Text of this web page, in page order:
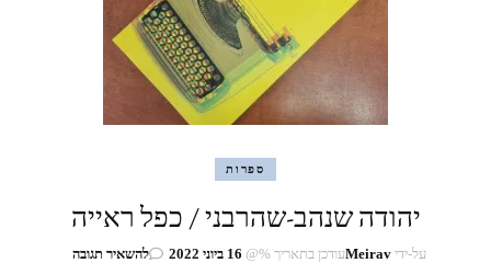
ספרות
יהודה שנהב-שהרבני / כפל ראייה
על-ידיMeiravעודכן בתאריך %@ 16 ביוני 2022 להשאיר תגובהבנושא